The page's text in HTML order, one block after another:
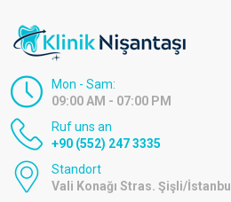
Mon - Sam:
09:00 AM - 07:00 PM
Ruf uns an
+90 (552) 247 3335
Standort
Vali Konağı Stras. Şişli/İstanbul